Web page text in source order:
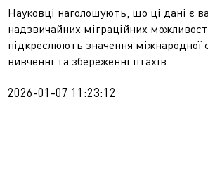
Науковці наголошують, що ці дані є
надзвичайних міграційних
підкреслюють значення міжнародної
вивченні та збереженні птахів.
2026-01-07 11:23:12